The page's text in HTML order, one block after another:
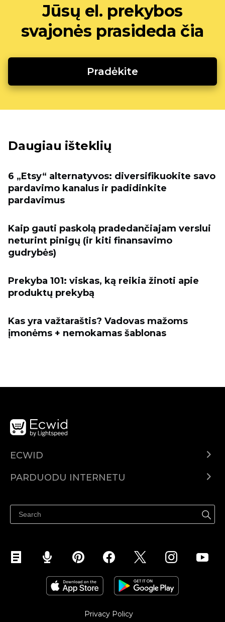
Jūsų el. prekybos
svajonės prasideda čia
Pradėkite
Daugiau išteklių
6 „Etsy“ alternatyvos: diversifikuokite savo
pardavimo kanalus ir padidinkite
pardavimus
Kaip gauti paskolą pradedančiajam verslui
neturint pinigų (ir kiti finansavimo
gudrybės)
Prekyba 101: viskas, ką reikia žinoti apie
produktų prekybą
Kas yra važtaraštis? Vadovas mažoms
įmonėms + nemokamas šablonas
ECWID
Kainodara
PARDUODU INTERNETU
Parduodu Facebook
Privacy Policy